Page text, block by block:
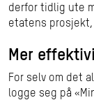
derfor tidlig ute
etatens prosjekt,
Mer
For selv om det
logge seg på